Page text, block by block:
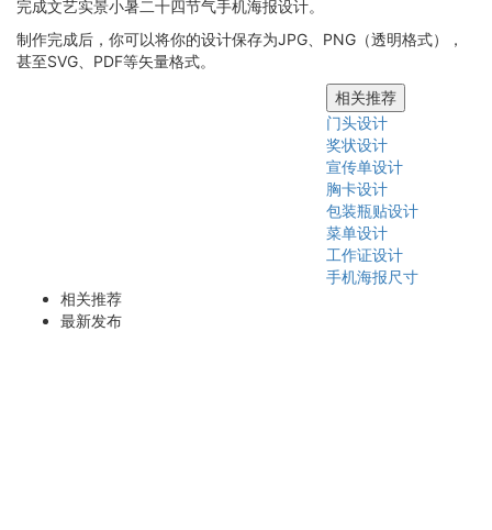
完成文艺实景小暑二十四节气手机海报设计。
制作完成后，你可以将你的设计保存为JPG、PNG（透明格式），
甚至SVG、PDF等矢量格式。
相关推荐
门头设计
奖状设计
宣传单设计
胸卡设计
包装瓶贴设计
菜单设计
工作证设计
手机海报尺寸
相关推荐
最新发布